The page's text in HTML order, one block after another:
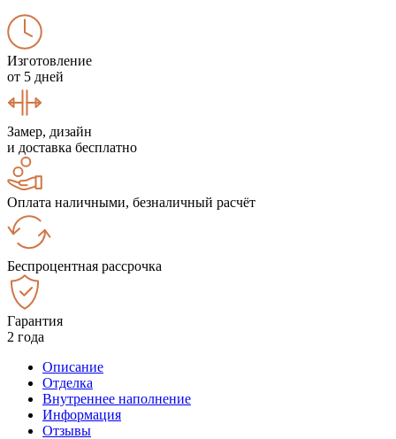
Изготовление
от 5 дней
Замер, дизайн
и доставка бесплатно
Оплата наличными, безналичный расчёт
Беспроцентная рассрочка
Гарантия
2 года
Описание
Отделка
Внутреннее наполнение
Информация
Отзывы